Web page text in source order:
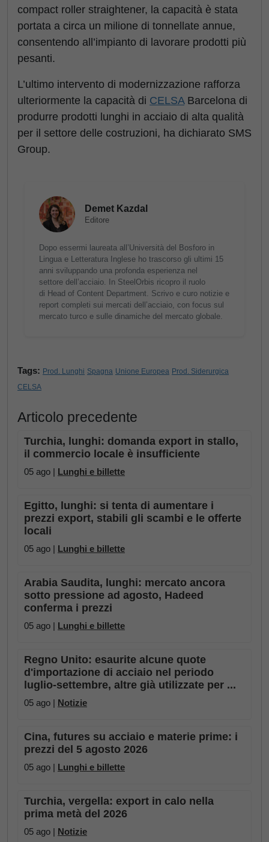
compact roller straightener, la capacità è stata
portata a circa un milione di tonnellate annue,
consentendo all’impianto di lavorare prodotti più
pesanti.
L’ultimo intervento di modernizzazione rafforza
ulteriormente la capacità di CELSABarcelona di
produrre prodotti lunghi in acciaio di alta qualità
per il settore delle costruzioni, ha dichiarato SMS
Group.
Demet Kazdal
Editore
Dopo essermi laureata all’Università del Bosforo in
Lingua e Letteratura Inglese ho trascorso gli ultimi 15
anni sviluppando una profonda esperienza nel
settore dell’acciaio. In SteelOrbis ricopro il ruolo
di Head of Content Department. Scrivo e curo notizie e
report completi sui mercati dell’acciaio, con focus sul
mercato turco e sulle dinamiche del mercato globale.
Tags: Prod. Lunghi Spagna Unione Europea Prod. Siderurgica
CELSA
Articolo precedente
Turchia, lunghi: domanda export in stallo,
il commercio locale è insufficiente
05 ago | Lunghi e billette
Egitto, lunghi: si tenta di aumentare i
prezzi export, stabili gli scambi e le offerte
locali
05 ago | Lunghi e billette
Arabia Saudita, lunghi: mercato ancora
sotto pressione ad agosto, Hadeed
conferma i prezzi
05 ago | Lunghi e billette
Regno Unito: esaurite alcune quote
d'importazione di acciaio nel periodo
luglio-settembre, altre già utilizzate per ...
05 ago | Notizie
Cina, futures su acciaio e materie prime: i
prezzi del 5 agosto 2026
05 ago | Lunghi e billette
Turchia, vergella: export in calo nella
prima metà del 2026
05 ago | Notizie